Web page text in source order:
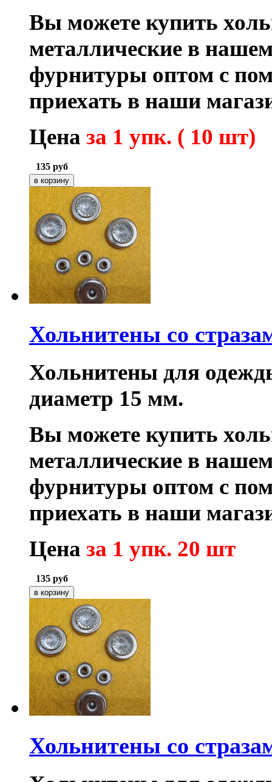
Вы можете купить
металлические в
фурнитуры оптом с
приехать в наши
Цена за 1 упк. ( 10 шт)
135 руб
Хольнитены со
Хольнитены для
диаметр 15 мм.
Вы можете купить
металлические в
фурнитуры оптом с
приехать в наши
Цена за 1 упк. 20 шт
135 руб
Хольнитены со